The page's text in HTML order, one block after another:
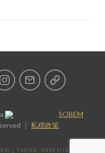
Email 私
政
SOBEM
｜ 私穩政策
| THEME: APPETITE BY